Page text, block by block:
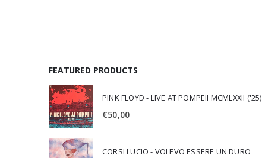
FEATURED PRODUCTS
PINK FLOYD - LIVE AT POMPEII MCMLXXII ('25)
€50,00
CORSI LUCIO - VOLEVO ESSERE UN DURO